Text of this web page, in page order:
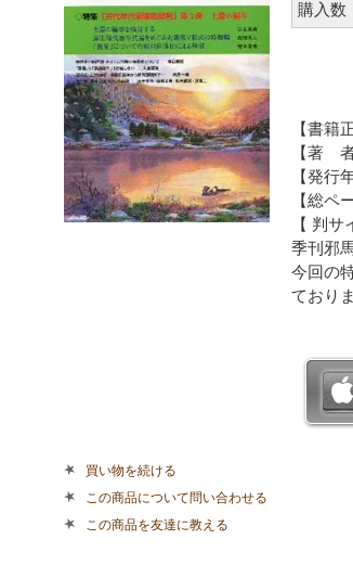
購入数
【書籍
【著
【発行
【総ペ
【 判サ
季刊邪
今回の
ており
買い物を続ける
この商品について問い合わせる
この商品を友達に教える